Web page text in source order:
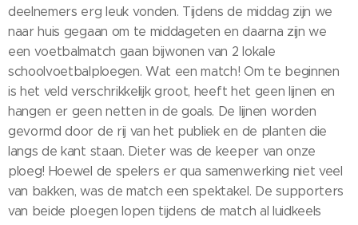
deelnemers erg leuk vonden. Tijdens de middag zijn we
naar huis gegaan om te middageten en daarna zijn we
een voetbalmatch gaan bijwonen van 2 lokale
schoolvoetbalploegen. Wat een match! Om te beginnen
is het veld verschrikkelijk groot, heeft het geen lijnen en
hangen er geen netten in de goals. De lijnen worden
gevormd door de rij van het publiek en de planten die
langs de kant staan. Dieter was de keeper van onze
ploeg! Hoewel de spelers er qua samenwerking niet veel
van bakken, was de match een spektakel. De supporters
van beide ploegen lopen tijdens de match al luidkeels